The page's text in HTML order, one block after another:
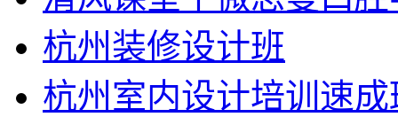
杭州装修设计班
杭州室内设计培训速成